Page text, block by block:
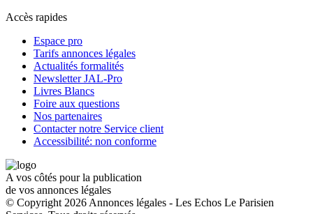
Accès rapides
Espace pro
Tarifs annonces légales
Actualités formalités
Newsletter JAL-Pro
Livres Blancs
Foire aux questions
Nos partenaires
Contacter notre Service client
Accessibilité: non conforme
A vos côtés pour la publication
de vos annonces légales
© Copyright 2026 Annonces légales - Les Echos Le Parisien